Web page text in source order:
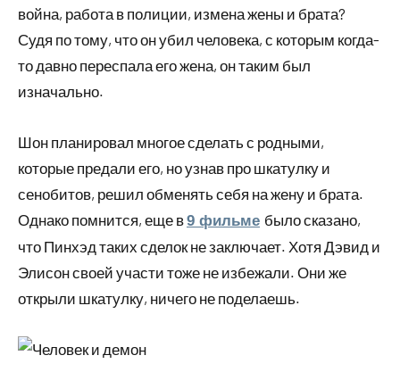
война, работа в полиции, измена жены и брата?
Судя по тому, что он убил человека, с которым когда-
то давно переспала его жена, он таким был
изначально.
Шон планировал многое сделать с родными,
которые предали его, но узнав про шкатулку и
сенобитов, решил обменять себя на жену и брата.
Однако помнится, еще в9 фильме было сказано,
что Пинхэд таких сделок не заключает. Хотя Дэвид и
Элисон своей участи тоже не избежали. Они же
открыли шкатулку, ничего не поделаешь.